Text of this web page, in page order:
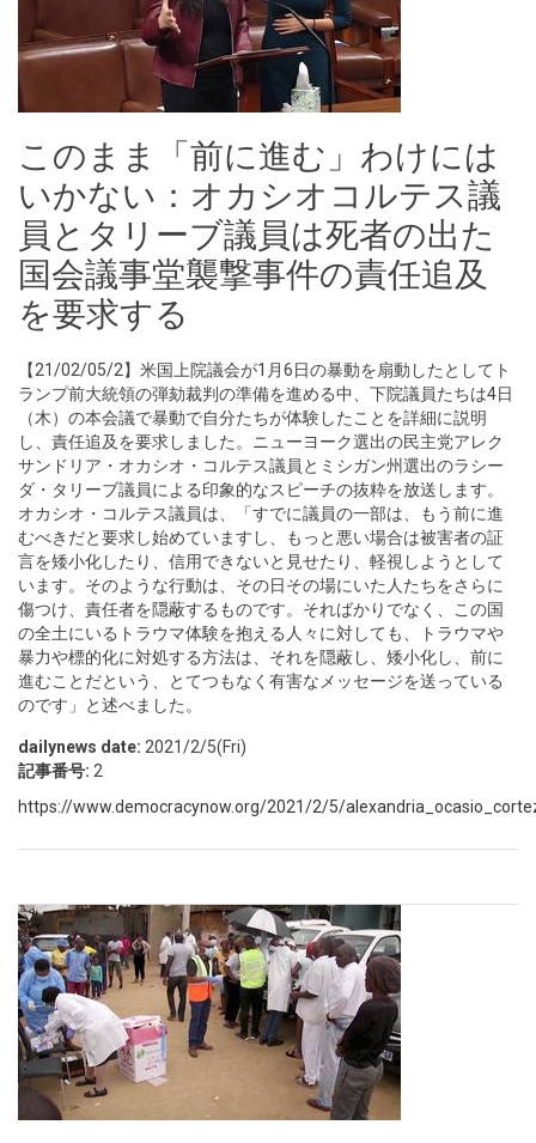
このまま「前に進む」わけには
いかない：オカシオコルテス議
員とタリーブ議員は死者の出た
国会議事堂襲撃事件の責任追及
を要求する
【21/02/05/2】米国上院議会が1月6日の暴動を扇動したとしてト
ランプ前大統領の弾劾裁判の準備を進める中、下院議員たちは4日
（木）の本会議で暴動で自分たちが体験したことを詳細に説明
し、責任追及を要求しました。ニューヨーク選出の民主党アレク
サンドリア・オカシオ・コルテス議員とミシガン州選出のラシー
ダ・タリーブ議員による印象的なスピーチの抜粋を放送します。
オカシオ・コルテス議員は、「すでに議員の一部は、もう前に進
むべきだと要求し始めていますし、もっと悪い場合は被害者の証
言を矮小化したり、信用できないと見せたり、軽視しようとして
います。そのような行動は、その日その場にいた人たちをさらに
傷つけ、責任者を隠蔽するものです。そればかりでなく、この国
の全土にいるトラウマ体験を抱える人々に対しても、トラウマや
暴力や標的化に対処する方法は、それを隠蔽し、矮小化し、前に
進むことだという、とてつもなく有害なメッセージを送っている
のです」と述べました。
dailynews date: 2021/2/5(Fri)
記事番号: 2
https://www.democracynow.org/2021/2/5/